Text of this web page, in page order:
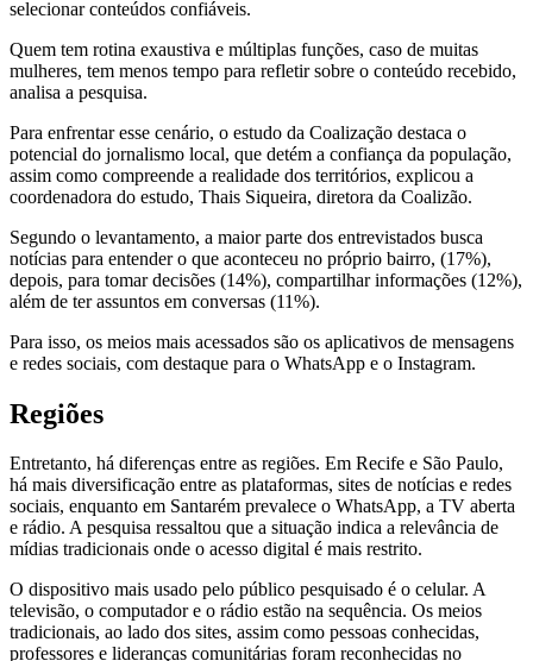
selecionar conteúdos confiáveis.
Quem tem rotina exaustiva e múltiplas funções, caso de muitas
mulheres, tem menos tempo para refletir sobre o conteúdo recebido,
analisa a pesquisa.
Para enfrentar esse cenário, o estudo da Coalização destaca o
potencial do jornalismo local, que detém a confiança da população,
assim como compreende a realidade dos territórios, explicou a
coordenadora do estudo, Thais Siqueira, diretora da Coalizão.
Segundo o levantamento, a maior parte dos entrevistados busca
notícias para entender o que aconteceu no próprio bairro, (17%),
depois, para tomar decisões (14%), compartilhar informações (12%),
além de ter assuntos em conversas (11%).
Para isso, os meios mais acessados são os aplicativos de mensagens
e redes sociais, com destaque para o WhatsApp e o Instagram.
Regiões
Entretanto, há diferenças entre as regiões. Em Recife e São Paulo,
há mais diversificação entre as plataformas, sites de notícias e redes
sociais, enquanto em Santarém prevalece o WhatsApp, a TV aberta
e rádio. A pesquisa ressaltou que a situação indica a relevância de
mídias tradicionais onde o acesso digital é mais restrito.
O dispositivo mais usado pelo público pesquisado é o celular. A
televisão, o computador e o rádio estão na sequência. Os meios
tradicionais, ao lado dos sites, assim como pessoas conhecidas,
professores e lideranças comunitárias foram reconhecidas no